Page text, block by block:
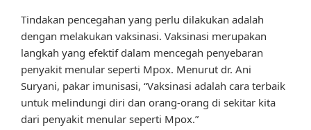
Tindakan pencegahan yang perlu dilakukan adalah
dengan melakukan vaksinasi. Vaksinasi merupakan
langkah yang efektif dalam mencegah penyebaran
penyakit menular seperti Mpox. Menurut dr. Ani
Suryani, pakar imunisasi, “Vaksinasi adalah cara terbaik
untuk melindungi diri dan orang-orang di sekitar kita
dari penyakit menular seperti Mpox.”